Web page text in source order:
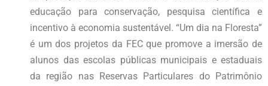
educação para conservação, pesquisa científica e
incentivo à economia sustentável. “Um dia na Floresta”
é um dos projetos da FEC que promove a imersão de
alunos das escolas públicas municipais e estaduais
da região nas Reservas Particulares do Patrimônio